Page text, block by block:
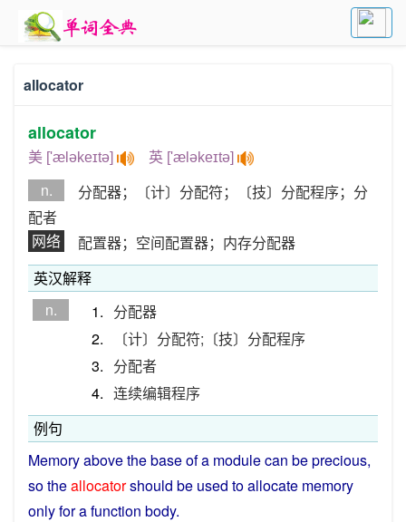
allocator
allocator
美 ['æləkeɪtə] 英 ['æləkeɪtə]
n.
分配器；〔计〕分配符；〔技〕分配程序；分
配者
网络
配置器；空间配置器；内存分配器
英汉解释
n.
1. 分配器
2.
〔计〕分配符;〔技〕分配程序
3. 分配者
4. 连续编辑程序
例句
Memoryabovethebaseof a modulecan beprecious,
sotheallocatorshould be used toallocate memory
onlyforafunction body.